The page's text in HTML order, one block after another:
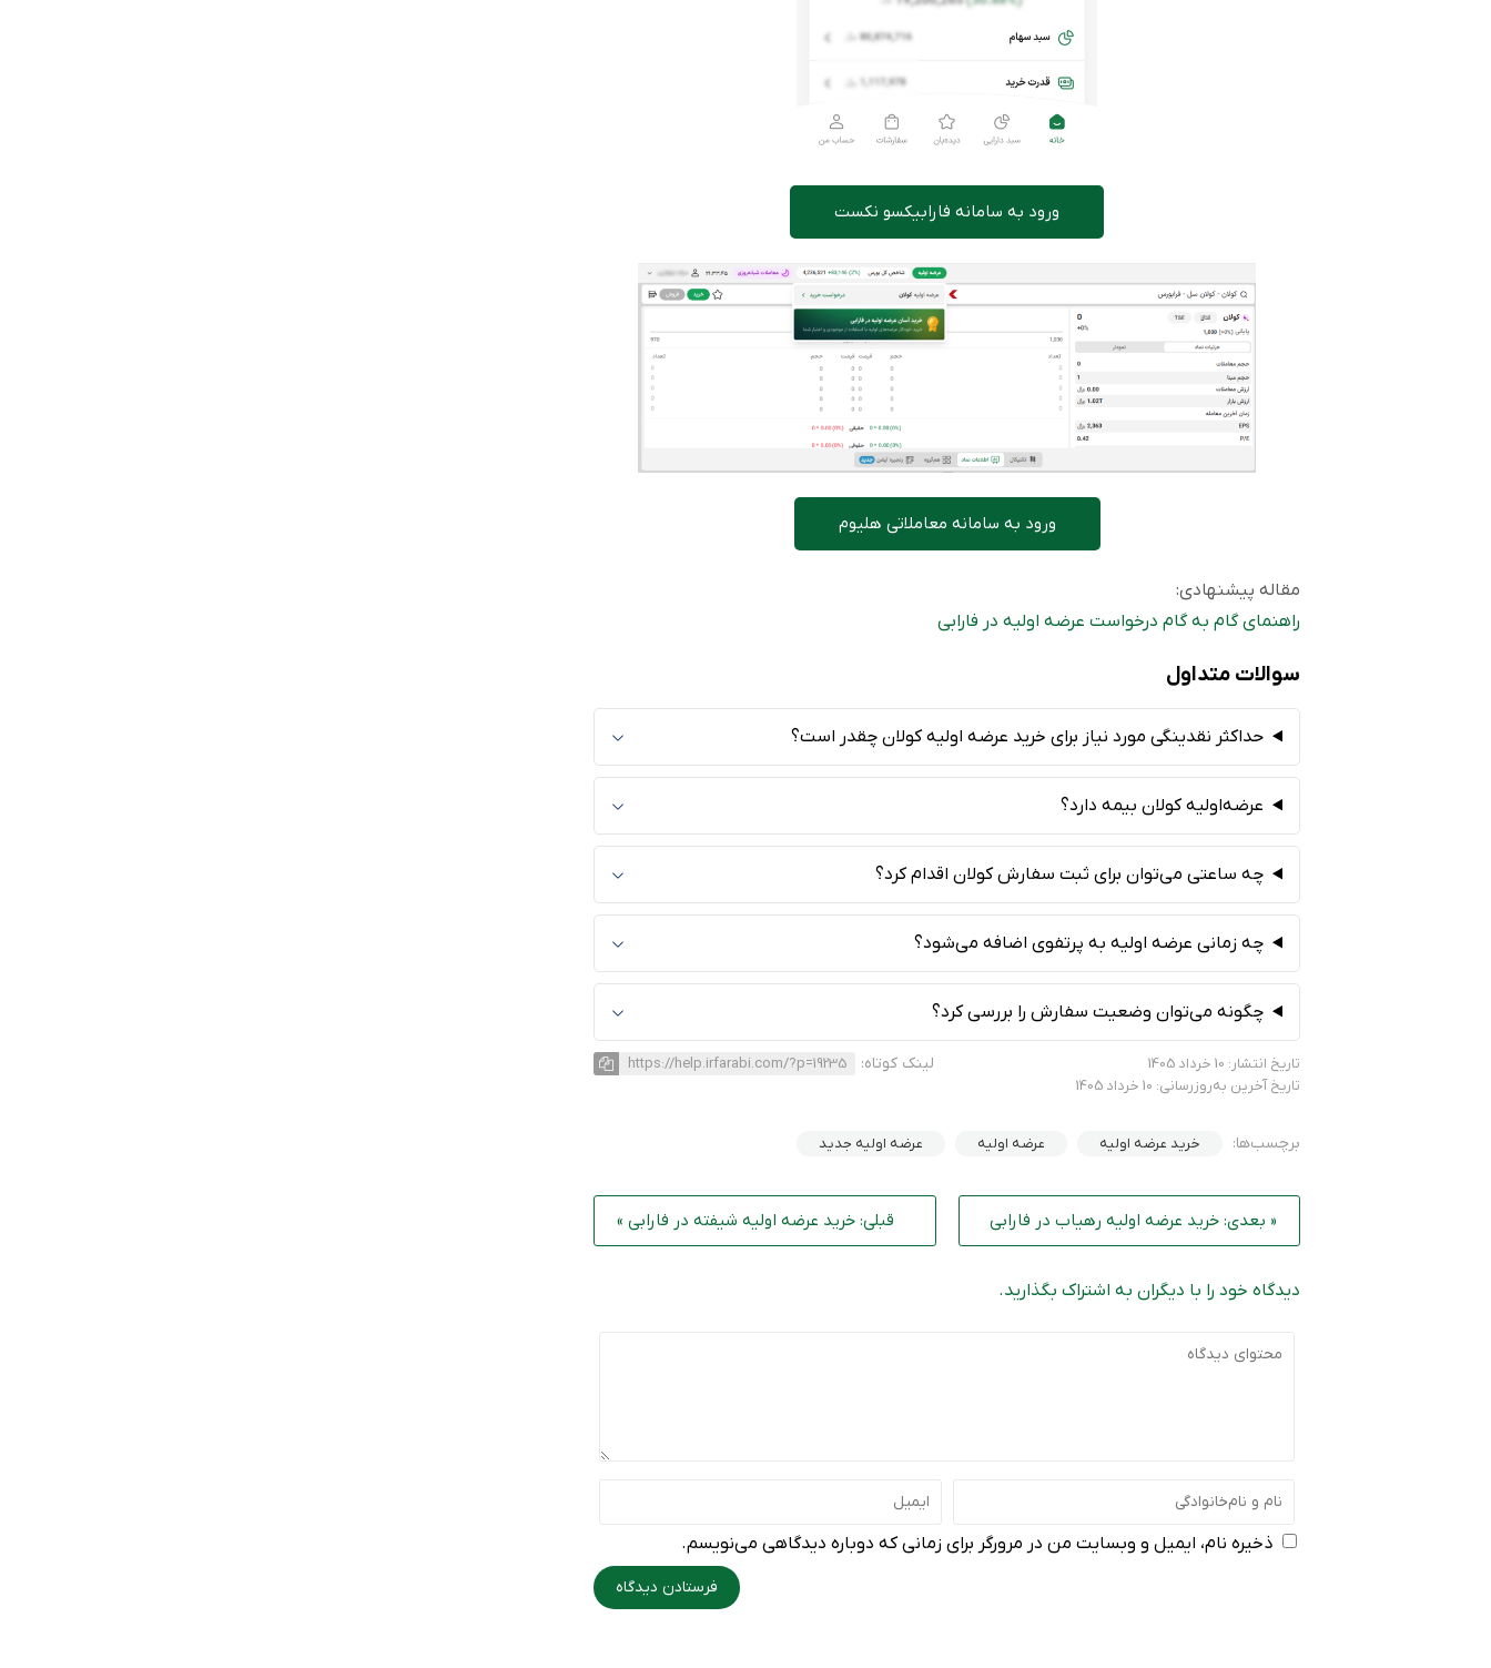
ورود به سامانه فارابیکسو نکست
ورود به سامانه معاملاتی هلیوم
مقاله پیشنهادی:
راهنمای گام به گام درخواست عرضه اولیه در فارابی
سوالات متداول
حداکثر نقدینگی مورد نیاز برای خرید عرضه اولیه کولان چقدر است؟
عرضه‌اولیه کولان بیمه دارد؟
چه ساعتی می‌توان برای ثبت سفارش کولان اقدام کرد؟
چه زمانی عرضه اولیه به پرتفوی اضافه می‌شود؟
چگونه می‌توان وضعیت سفارش را بررسی کرد؟
تاریخ انتشار: 10 خرداد 1405
تاریخ آخرین به‌روزرسانی: 10 خرداد 1405
لینک کوتاه: https://help.irfarabi.com/?p=19235
برچسب‌ها: خرید عرضه اولیه عرضه اولیه عرضه اولیه جدید
« بعدی: خرید عرضه اولیه رهیاب در فارابی قبلی: خرید عرضه اولیه شیفته در فارابی »
دیدگاه خود را با دیگران به اشتراک بگذارید.
ذخیره نام، ایمیل و وبسایت من در مرورگر برای زمانی که دوباره دیدگاهی می‌نویسم.